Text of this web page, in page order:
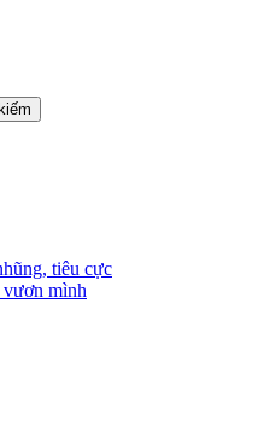
tiêu cực
mình